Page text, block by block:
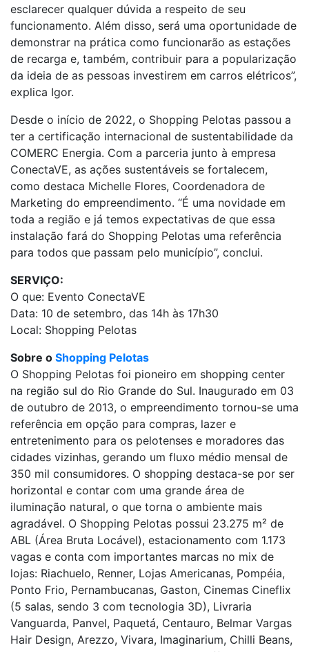
esclarecer qualquer dúvida a respeito de seu
funcionamento. Além disso, será uma oportunidade de
demonstrar na prática como funcionarão as estações
de recarga e, também, contribuir para a popularização
da ideia de as pessoas investirem em carros elétricos”,
explica Igor.
Desde o início de 2022, o Shopping Pelotas passou a
ter a certificação internacional de sustentabilidade da
COMERC Energia. Com a parceria junto à empresa
ConectaVE, as ações sustentáveis se fortalecem,
como destaca Michelle Flores, Coordenadora de
Marketing do empreendimento. “É uma novidade em
toda a região e já temos expectativas de que essa
instalação fará do Shopping Pelotas uma referência
para todos que passam pelo município”, conclui.
SERVIÇO:
O que: Evento ConectaVE
Data: 10 de setembro, das 14h às 17h30
Local: Shopping Pelotas
Sobre o Shopping Pelotas
O Shopping Pelotas foi pioneiro em shopping center
na região sul do Rio Grande do Sul. Inaugurado em 03
de outubro de 2013, o empreendimento tornou-se uma
referência em opção para compras, lazer e
entretenimento para os pelotenses e moradores das
cidades vizinhas, gerando um fluxo médio mensal de
350 mil consumidores. O shopping destaca-se por ser
horizontal e contar com uma grande área de
iluminação natural, o que torna o ambiente mais
agradável. O Shopping Pelotas possui 23.275 m² de
ABL (Área Bruta Locável), estacionamento com 1.173
vagas e conta com importantes marcas no mix de
lojas: Riachuelo, Renner, Lojas Americanas, Pompéia,
Ponto Frio, Pernambucanas, Gaston, Cinemas Cineflix
(5 salas, sendo 3 com tecnologia 3D), Livraria
Vanguarda, Panvel, Paquetá, Centauro, Belmar Vargas
Hair Design, Arezzo, Vivara, Imaginarium, Chilli Beans,